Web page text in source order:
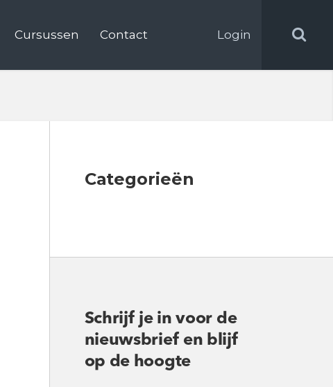
Cursussen Contact Login
Categorieën
Schrijf je in voor de
nieuwsbrief en blijf
op de hoogte